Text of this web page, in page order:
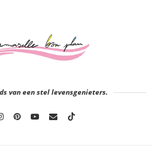
van een stel levensgenieters.